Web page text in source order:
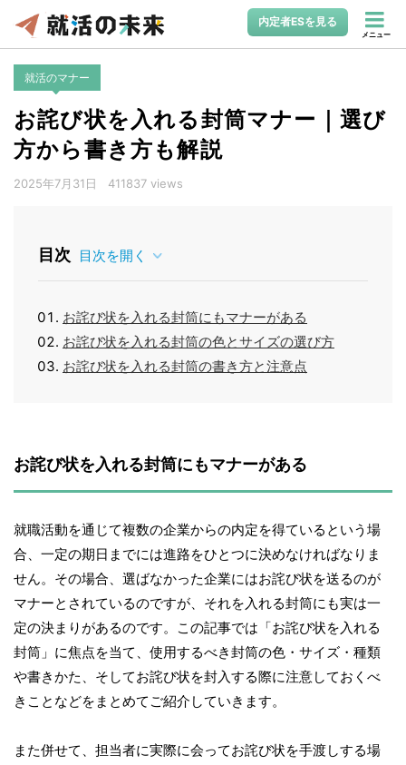
内定者ESを見る
メニュー
就活のマナー
お詫び状を入れる封筒マナー｜選び
方から書き方も解説
2025年7月31日 411837 views
目次 目次を開く
お詫び状を入れる封筒にもマナーがある
お詫び状を入れる封筒の色とサイズの選び方
お詫び状を入れる封筒の書き方と注意点
お詫び状を入れる封筒にもマナーがある
就職活動を通じて複数の企業からの内定を得ているという場
合、一定の期日までには進路をひとつに決めなければなりま
せん。その場合、選ばなかった企業にはお詫び状を送るのが
マナーとされているのですが、それを入れる封筒にも実は一
定の決まりがあるのです。この記事では「お詫び状を入れる
封筒」に焦点を当て、使用するべき封筒の色・サイズ・種類
や書きかた、そしてお詫び状を封入する際に注意しておくべ
きことなどをまとめてご紹介していきます。
また併せて、担当者に実際に会ってお詫び状を手渡しする場